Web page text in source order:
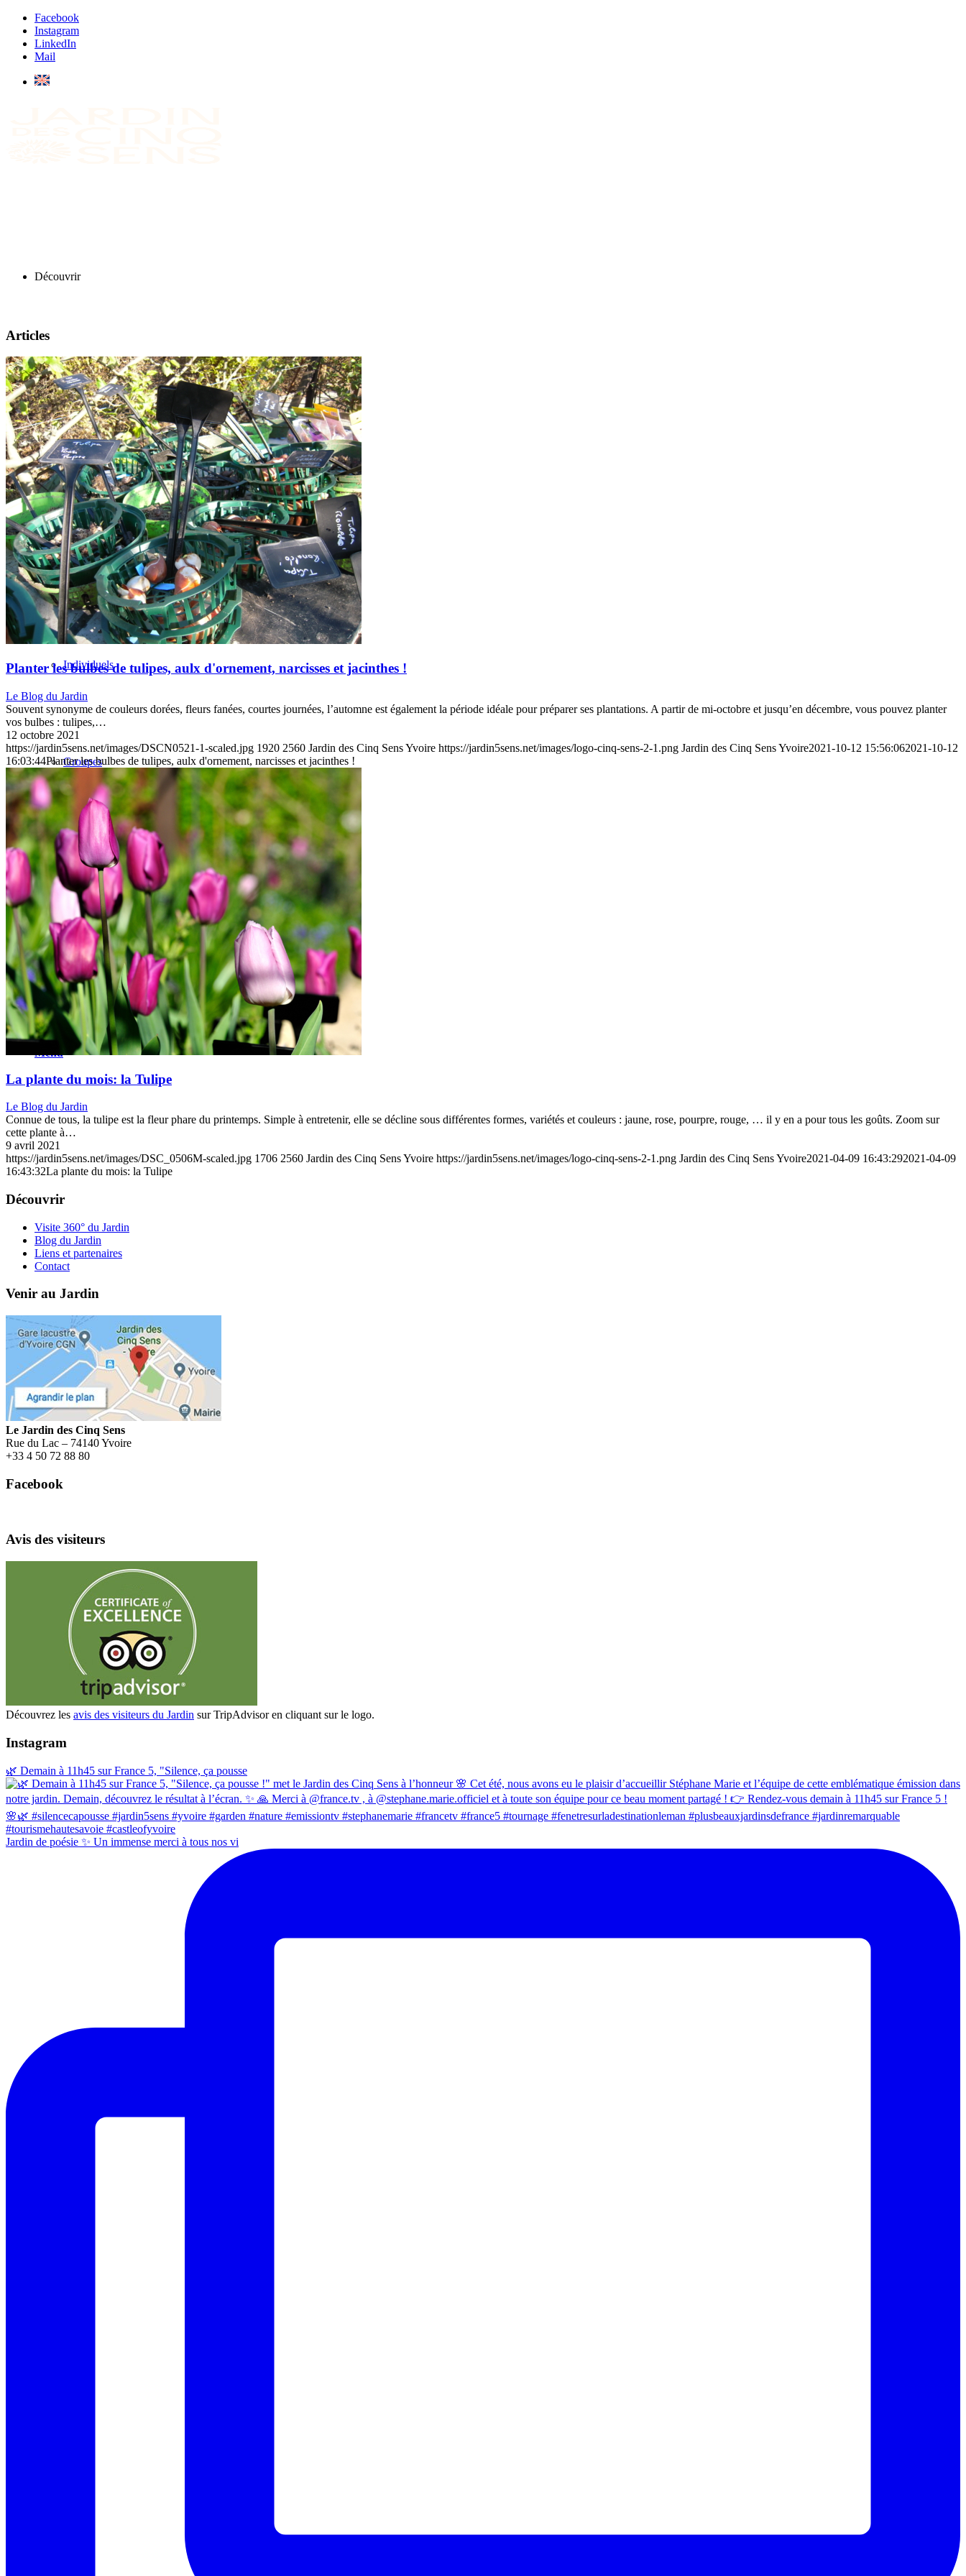
Facebook
Instagram
LinkedIn
Mail
Découvrir
Présentation
Informations pratiques
Billetterie
Individuels
Groupes
Boutique
Blog
Menu
Articles
Planter les bulbes de tulipes, aulx d'ornement, narcisses et jacinthes !
Le Blog du Jardin
Souvent synonyme de couleurs dorées, fleurs fanées, courtes journées, l’automne est également la période idéale pour préparer ses plantations. A partir de mi-octobre et jusqu’en décembre, vous pouvez planter
vos bulbes : tulipes,…
12 octobre 2021
https://jardin5sens.net/images/DSCN0521-1-scaled.jpg 1920 2560 Jardin des Cinq Sens Yvoire https://jardin5sens.net/images/logo-cinq-sens-2-1.png Jardin des Cinq Sens Yvoire2021-10-12 15:56:062021-10-12
16:03:44Planter les bulbes de tulipes, aulx d'ornement, narcisses et jacinthes !
La plante du mois: la Tulipe
Le Blog du Jardin
Connue de tous, la tulipe est la fleur phare du printemps. Simple à entretenir, elle se décline sous différentes formes, variétés et couleurs : jaune, rose, pourpre, rouge, … il y en a pour tous les goûts. Zoom sur
cette plante à…
9 avril 2021
https://jardin5sens.net/images/DSC_0506M-scaled.jpg 1706 2560 Jardin des Cinq Sens Yvoire https://jardin5sens.net/images/logo-cinq-sens-2-1.png Jardin des Cinq Sens Yvoire2021-04-09 16:43:292021-04-09
16:43:32La plante du mois: la Tulipe
Découvrir
Visite 360° du Jardin
Blog du Jardin
Liens et partenaires
Contact
Venir au Jardin
Le Jardin des Cinq Sens
Rue du Lac – 74140 Yvoire
+33 4 50 72 88 80
Facebook
Avis des visiteurs
Découvrez les avis des visiteurs du Jardin sur TripAdvisor en cliquant sur le logo.
Instagram
🌿 Demain à 11h45 sur France 5, "Silence, ça pousse
Jardin de poésie ✨ Un immense merci à tous nos vi